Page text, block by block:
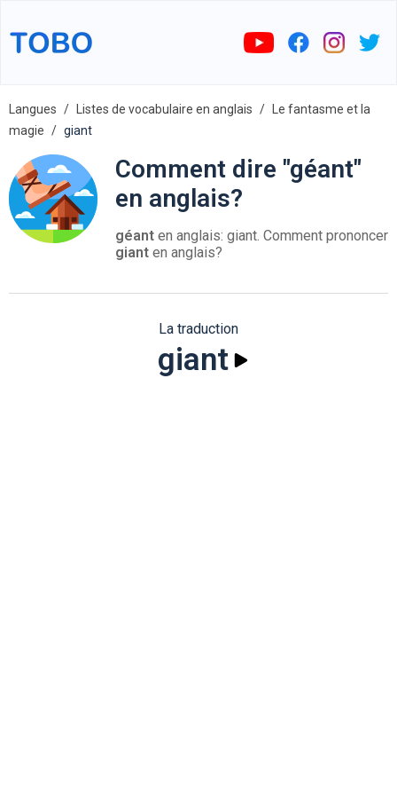
Langues Listes de vocabulaire en anglais
Le fantasme et la
magie
giant
Comment dire "géant"
en anglais?
géant en anglais: giant. Comment prononcer
giant en anglais?
La traduction
giant